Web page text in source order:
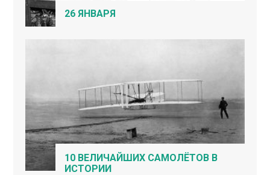
26 ЯНВАРЯ
10 ВЕЛИЧАЙШИХ САМОЛЁТОВ В
ИСТОРИИ